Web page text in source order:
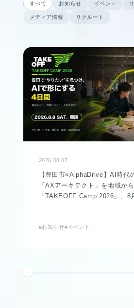
すべて お知らせ イベント
メディア情報 リクルート
2026.08.07
【豊田市×AlphaDrive】AI時代
「AXアーキテクト」を地域か
「TAKEOFF Camp 2026」、8
#お知らせ#イベント